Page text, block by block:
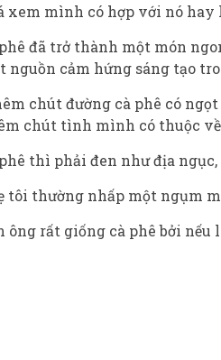
xem mình có hợp với nó hay
phê đã trở thành một món
nguồn cảm hứng sáng tạo
chút đường cà phê có ngọt
chút tình mình có thuộc về
phê thì phải đen như địa
tôi thường nhấp một ngụm
ông rất giống cà phê bởi nếu